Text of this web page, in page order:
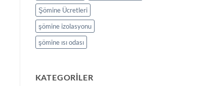
Şömine Ücretleri
şömine izolasyonu
şömine ısı odası
KATEGORILER